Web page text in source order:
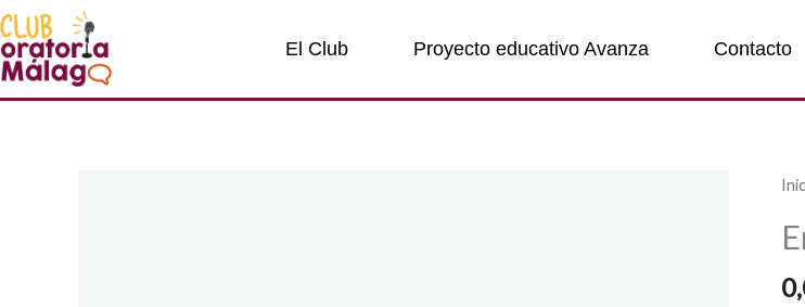
Ir
al
contenido
El Club Proyecto educativo Avanza Contacto